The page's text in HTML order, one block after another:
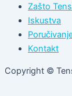
Zašto
Iskustva
Kontakt
Copyright ©